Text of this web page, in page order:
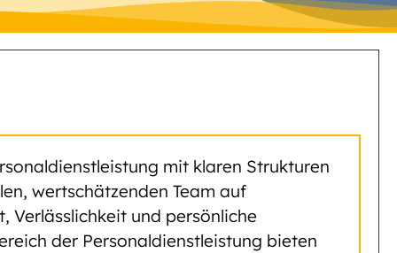
mit klaren Strukturen
wertschätzenden Team auf
Verlässlichkeit und persönliche
der Personaldienstleistung bieten